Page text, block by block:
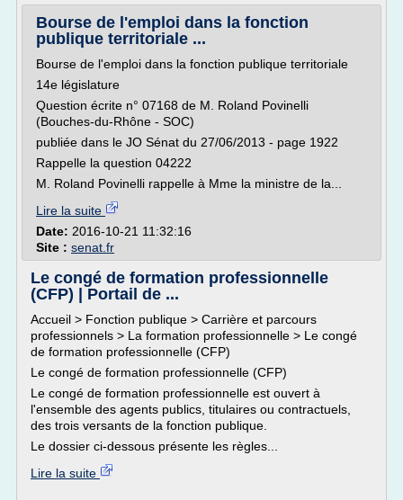
Bourse de l'emploi dans la fonction
publique territoriale ...
Bourse de l'emploi dans la fonction publique territoriale
14e législature
Question écrite n° 07168 de M. Roland Povinelli
(Bouches-du-Rhône - SOC)
publiée dans le JO Sénat du 27/06/2013 - page 1922
Rappelle la question 04222
M. Roland Povinelli rappelle à Mme la ministre de la...
Lire la suite
Date: 2016-10-21 11:32:16
Site : senat.fr
Le congé de formation professionnelle
(CFP) | Portail de ...
Accueil > Fonction publique > Carrière et parcours
professionnels > La formation professionnelle > Le congé
de formation professionnelle (CFP)
Le congé de formation professionnelle (CFP)
Le congé de formation professionnelle est ouvert à
l'ensemble des agents publics, titulaires ou contractuels,
des trois versants de la fonction publique.
Le dossier ci-dessous présente les règles...
Lire la suite